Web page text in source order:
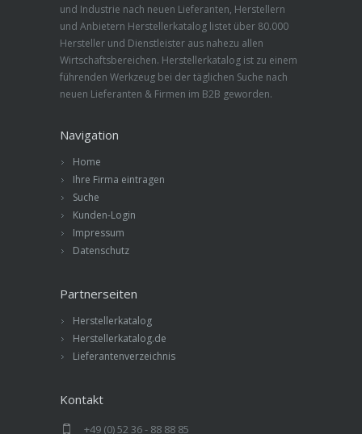
und Industrie nach neuen Lieferanten, Herstellern
und Anbietern Herstellerkatalog listet über 80.000
Hersteller und Dienstleister aus nahezu allen
Wirtschaftsbereichen. Herstellerkatalog ist zu einem
führenden Werkzeug bei der täglichen Suche nach
neuen Lieferanten & Firmen im B2B geworden.
Navigation
Home
Ihre Firma eintragen
Suche
Kunden-Login
Impressum
Datenschutz
Partnerseiten
Herstellerkatalog
Herstellerkatalog.de
Lieferantenverzeichnis
Kontakt
+49 (0) 52 36 - 88 88 85